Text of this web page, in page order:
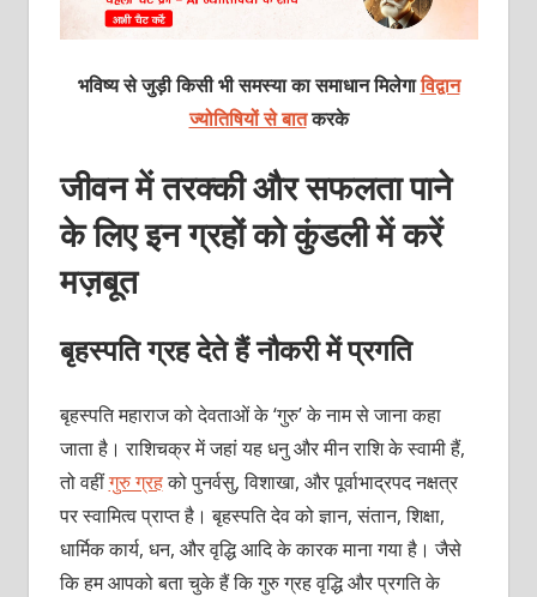
भविष्य से जुड़ी किसी भी समस्या का समाधान मिलेगाविद्वान
ज्योतिषियों से बातकरके
जीवन में तरक्की और सफलता पाने
के लिए इन ग्रहों को कुंडली में करें
मज़बूत
बृहस्पति ग्रह देते हैं नौकरी में प्रगति
बृहस्पति महाराज को देवताओं के ‘गुरु’ के नाम से जाना कहा
जाता है। राशिचक्र में जहां यह धनु और मीन राशि के स्वामी हैं,
तो वहींगुरु ग्रहको पुनर्वसु, विशाखा, और पूर्वाभाद्रपद नक्षत्र
पर स्वामित्व प्राप्त है। बृहस्पति देव को ज्ञान, संतान, शिक्षा,
धार्मिक कार्य, धन, और वृद्धि आदि के कारक माना गया है। जैसे
कि हम आपको बता चुके हैं कि गुरु ग्रह वृद्धि और प्रगति के